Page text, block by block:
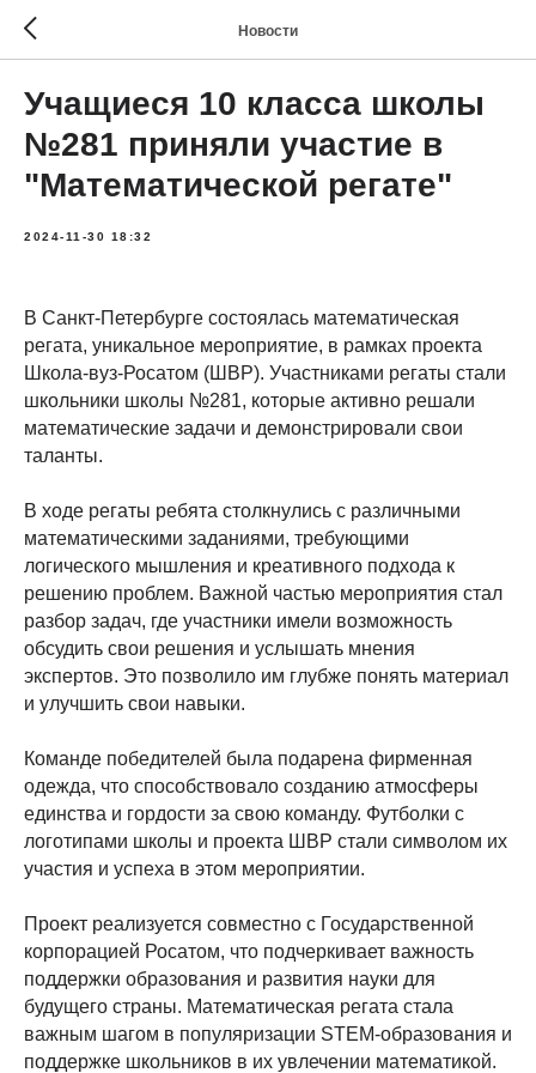
Новости
Учащиеся 10 класса школы
№281 приняли участие в
"Математической регате"
2024-11-30 18:32
В Санкт-Петербурге состоялась математическая
регата, уникальное мероприятие, в рамках проекта
Школа-вуз-Росатом (ШВР). Участниками регаты стали
школьники школы №281, которые активно решали
математические задачи и демонстрировали свои
таланты.
В ходе регаты ребята столкнулись с различными
математическими заданиями, требующими
логического мышления и креативного подхода к
решению проблем. Важной частью мероприятия стал
разбор задач, где участники имели возможность
обсудить свои решения и услышать мнения
экспертов. Это позволило им глубже понять материал
и улучшить свои навыки.
Команде победителей была подарена фирменная
одежда, что способствовало созданию атмосферы
единства и гордости за свою команду. Футболки с
логотипами школы и проекта ШВР стали символом их
участия и успеха в этом мероприятии.
Проект реализуется совместно с Государственной
корпорацией Росатом, что подчеркивает важность
поддержки образования и развития науки для
будущего страны. Математическая регата стала
важным шагом в популяризации STEM-образования и
поддержке школьников в их увлечении математикой.